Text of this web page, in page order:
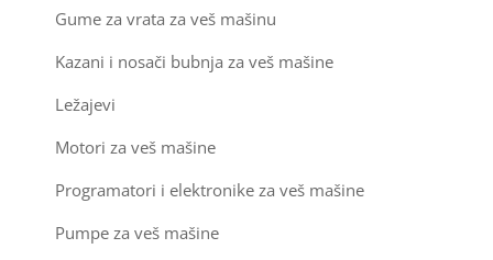
Gume za vrata za veš mašinu
Kazani i nosači bubnja za veš mašine
Ležajevi
Motori za veš mašine
Programatori i elektronike za veš mašine
Pumpe za veš mašine